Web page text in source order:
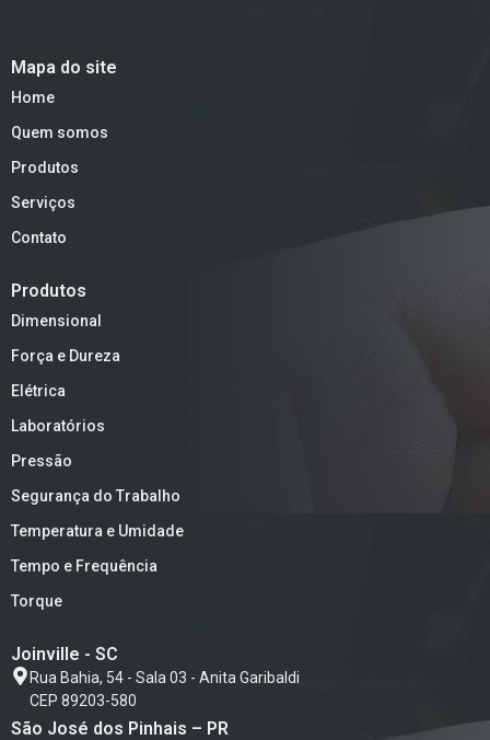
Mapa do site
Home
Quem somos
Produtos
Serviços
Contato
Produtos
Dimensional
Força e Dureza
Elétrica
Laboratórios
Pressão
Segurança do Trabalho
Temperatura e Umidade
Tempo e Frequência
Torque
Joinville - SC
Rua Bahia, 54 - Sala 03 - Anita Garibaldi
CEP 89203-580
São José dos Pinhais – PR